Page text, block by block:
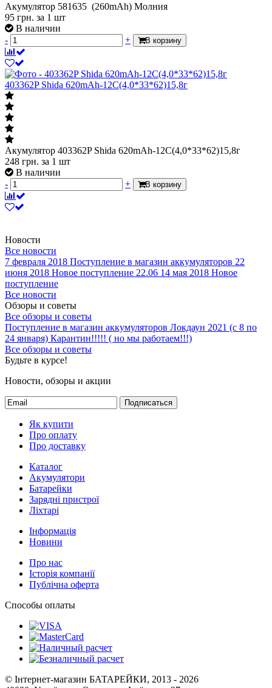
Акумулятор 581635 (260mAh) Молния
95 грн. за 1 шт
В наличии
-
+ В корзину
403362P Shida 620mAh-12C(4,0*33*62)15,8г
Акумулятор 403362P Shida 620mAh-12C(4,0*33*62)15,8г
248 грн. за 1 шт
В наличии
-
+ В корзину
Новости
Все новости
7 февраля 2018 Поступление в магазин аккумуляторов 22
июня 2018 Новое поступление 22.06 14 мая 2018 Новое
поступление
Все новости
Обзоры и советы
Все обзоры и советы
Поступление в магазин аккумуляторов Локдаун 2021 (с 8 по
24 января) Карантин!!!!! ( но мы работаем!!!)
Все обзоры и советы
Будьте в курсе!
Новости, обзоры и акции
Подписаться
Як купити
Про оплату
Про доставку
Каталог
Акумулятори
Батарейки
Зарядні пристрої
Ліхтарі
Інформація
Новини
Про нас
Історія компанії
Публічна оферта
Способы оплаты
© Інтернет-магазин БАТАРЕЙКИ, 2013 - 2026